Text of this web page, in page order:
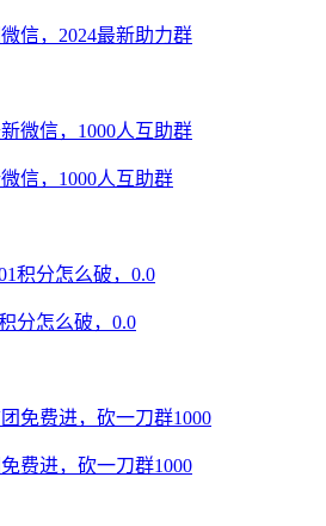
信，2024最新助力群
信，1000人互助群
分怎么破，0.0
费进，砍一刀群1000